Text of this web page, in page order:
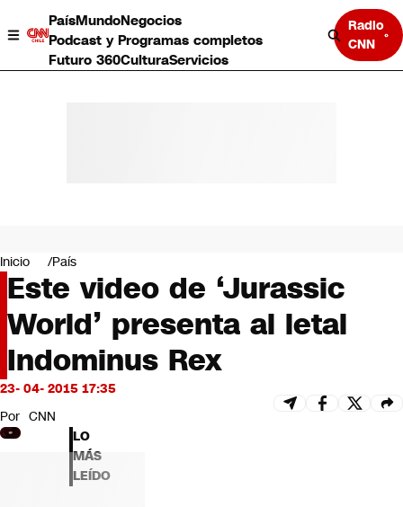
PaísMundoNegocios
Podcast y Programas completos
Futuro 360CulturaServicios
Radio
CNN
Negocios
Deportes
Programas completos
Cultura
Servicios
Bits
CNN tiempo
Futuro 360
Opinión
Inicio País
Este video de ‘Jurassic
World’ presenta al letal
Indominus Rex
23- 04- 2015 17:35
Por CNN
LO
MÁS
LEÍDO